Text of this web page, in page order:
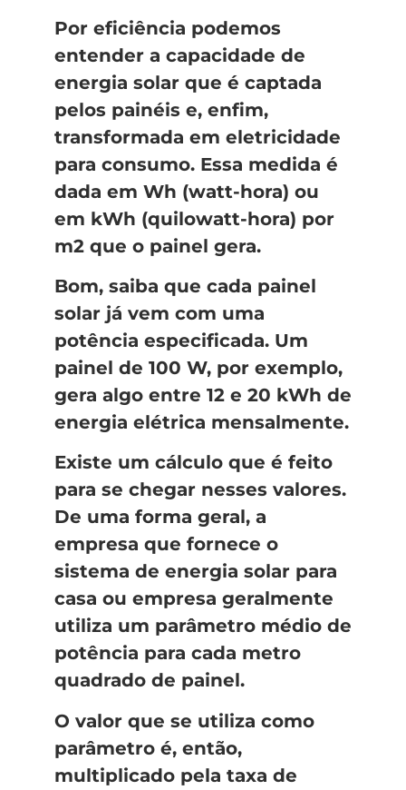
Por eficiência podemos
entender a capacidade de
energia solar que é captada
pelos painéis e, enfim,
transformada em eletricidade
para consumo. Essa medida é
dada em Wh (watt-hora) ou
em kWh (quilowatt-hora) por
m2 que o painel gera.
Bom, saiba que cada painel
solar já vem com uma
potência especificada. Um
painel de 100 W, por exemplo,
gera algo entre 12 e 20 kWh de
energia elétrica mensalmente.
Existe um cálculo que é feito
para se chegar nesses valores.
De uma forma geral, a
empresa que fornece o
sistema de energia solar para
casa ou empresa geralmente
utiliza um parâmetro médio de
potência para cada metro
quadrado de painel.
O valor que se utiliza como
parâmetro é, então,
multiplicado pela taxa de